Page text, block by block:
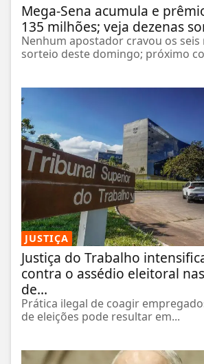
Mega-Sena acumula e
135 milhões; veja dezenas
Nenhum apostador cravou os
sorteio deste domingo; próximo
JUSTIÇA
Justiça do Trabalho
contra o assédio eleitoral
de...
Prática ilegal de coagir
de eleições pode resultar em...